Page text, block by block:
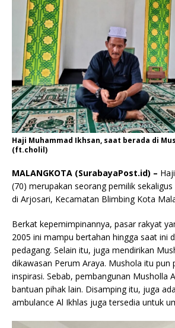
Haji Muhammad Ikhsan, saat berada di
(ft.cholil)
MALANGKOTA (SurabayaPost.id) –
(70) merupakan seorang pemilik
di Arjosari, Kecamatan Blimbing Kota
Berkat kepemimpinannya, pasar rakyat
2005 ini mampu bertahan hingga saat ini
pedagang. Selain itu, juga mendirikan
dikawasan Perum Araya. Mushola itu pun
inspirasi. Sebab, pembangunan Musholla
bantuan pihak lain. Disamping itu, juga
ambulance Al Ikhlas juga tersedia untuk